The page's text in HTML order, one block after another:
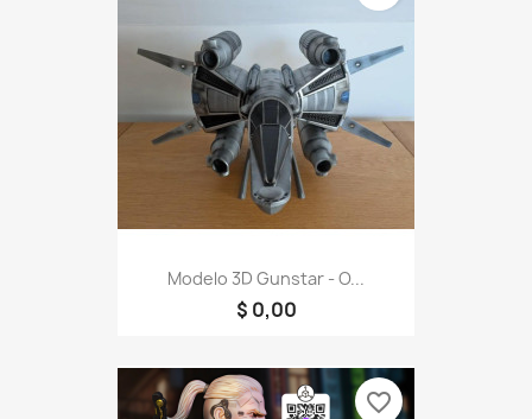
Modelo 3D Gunstar - O...
$ 0,00
favorite_border